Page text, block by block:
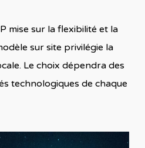
mise sur la flexibilité et la
sur site privilégie la
Le choix dépendra des
technologiques de chaque